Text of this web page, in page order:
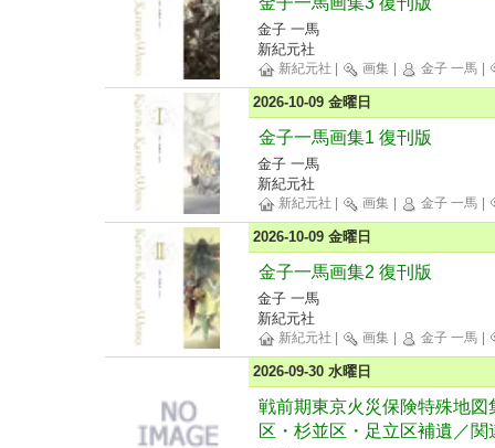
金子 一馬
新紀元社
新紀元社 画集 金子 一馬
2026-10-09 金曜日
金子一馬画集1 復刊版
金子 一馬
新紀元社
新紀元社 画集 金子 一馬
2026-10-09 金曜日
金子一馬画集2 復刊版
金子 一馬
新紀元社
新紀元社 画集 金子 一馬
2026-09-30 水曜日
戦前期東京火災保険特殊地図
区・杉並区・足立区補遺／